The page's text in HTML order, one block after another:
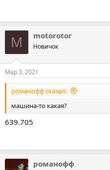
M motorotor
Новичок
Мар 3, 2021
романофф сказал:
машина-то какая?
639.705
романофф